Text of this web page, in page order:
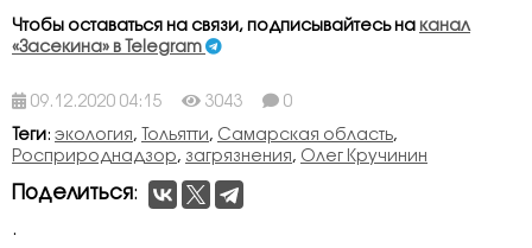
Чтобы оставаться на связи, подписывайтесь на канал
«Засекина» в Telegram
09.12.2020 04:15 3043 0
Теги: экология, Тольятти, Самарская область,
Росприроднадзор, загрязнения, Олег Кручинин
Поделиться :
.